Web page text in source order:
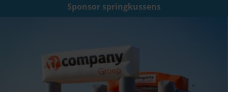
Sponsor springkussens